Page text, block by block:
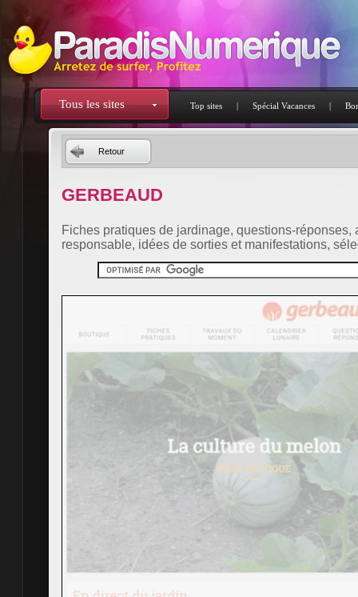
Tous les sites Top sites | Spécial Vacances |
Retour
GERBEAUD
Fiches pratiques de jardinage, questions-réponses,
responsable, idées de sorties et manifestations,